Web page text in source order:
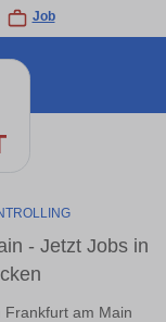
Job
- Jetzt Jobs in
Frankfurt am Main